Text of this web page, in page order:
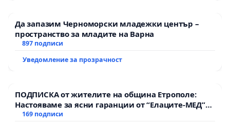
Да запазим Черноморски младежки център –
пространство за младите на Варна
897 подписи
Уведомление за прозрачност
ПОДПИСКА от жителите на община Етрополе:
Настояваме за ясни гаранции от “Елаците-МЕД”
АД и от държавата, че ще се изпълнят всички
169 подписи